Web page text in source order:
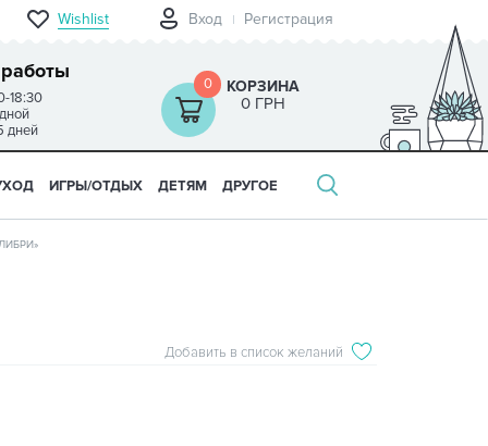
Wishlist Вход Регистрация
18:30
дней
0 КОРЗИНА
0 ГРН
ИГРЫ/ОТДЫХ ДЕТЯМ ДРУГОЕ
Добавить в список желаний